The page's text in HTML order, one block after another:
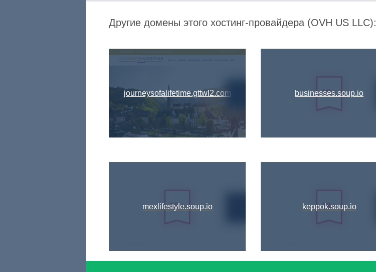
Другие домены этого хостинг-провайдера (OVH US LLC):
journeysofalifetime.gttwl2.com
mexlifestyle.soup.io
businesses.soup.io
keppok.soup.io